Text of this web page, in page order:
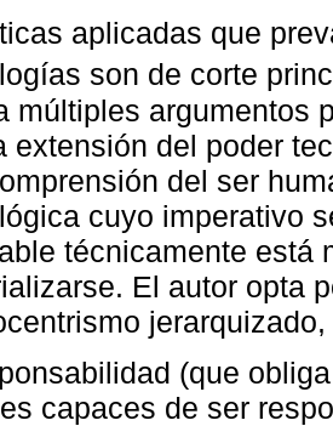
aplicadas que
son de corte
múltiples argumentos
extensión del poder
del ser
cuyo imperativo
técnicamente está
El autor opta
(que
capaces de ser